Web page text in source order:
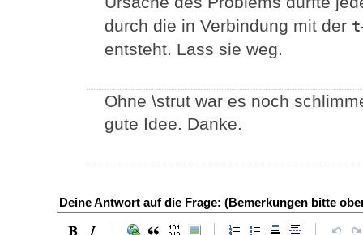
durch die in Verbindung mit der t
entsteht. Lass sie weg.
Ohne \strut war es noch
gute Idee. Danke.
Deine Antwort auf die Frage: (Bemerkungen bitte